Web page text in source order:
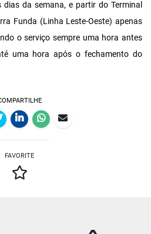
da semana, e partir do Terminal
Funda (Linha Leste-Oeste) apenas
o serviço sempre uma hora antes
uma hora após o fechamento do
FAVORITE